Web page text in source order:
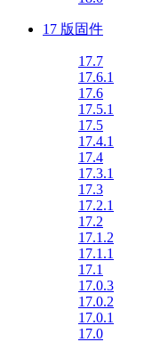
17 版固件
17.7
17.6.1
17.6
17.5.1
17.5
17.4.1
17.4
17.3.1
17.3
17.2.1
17.2
17.1.2
17.1.1
17.1
17.0.3
17.0.2
17.0.1
17.0